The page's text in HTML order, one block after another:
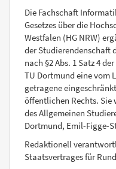
Die Fachschaft
Gesetzes über die
Westfalen (HG NRW)
der Studierendenschaft
nach §2 Abs. 1 Satz 4
TU Dortmund eine vom
getragene
öffentlichen Rechts. Sie
des Allgemeinen
Dortmund, Emil-Figge-
Redaktionell
Staatsvertrages für